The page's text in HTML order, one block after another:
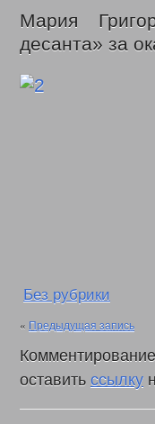
Мария
десанта» за
Без рубрики
« Предыдущая запись
оставитьссылку